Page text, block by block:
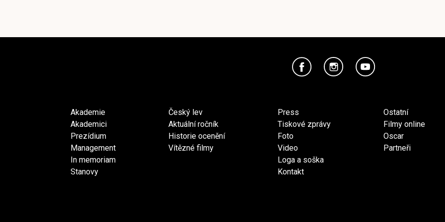
Akademie
Akademici
Prezídium
Management
In memoriam
Stanovy
Český lev
Aktuální ročník
Historie ocenění
Vítězné filmy
Press
Tiskové zprávy
Foto
Video
Loga a soška
Kontakt
Ostatní
Filmy online
Oscar
Partneři